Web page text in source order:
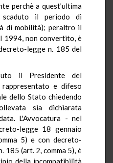
perchè a quest'ultima
il periodo di
di mobilità); peraltro il
1994, non convertito, è
legge n. 185 del
il Presidente del
e difeso
dello Stato chiedendo
sia dichiarata
L'Avvocatura - nel
legge 18 gennaio
5) e con decreto-
185 (art. 2, comma 5), è
della incompatibilità